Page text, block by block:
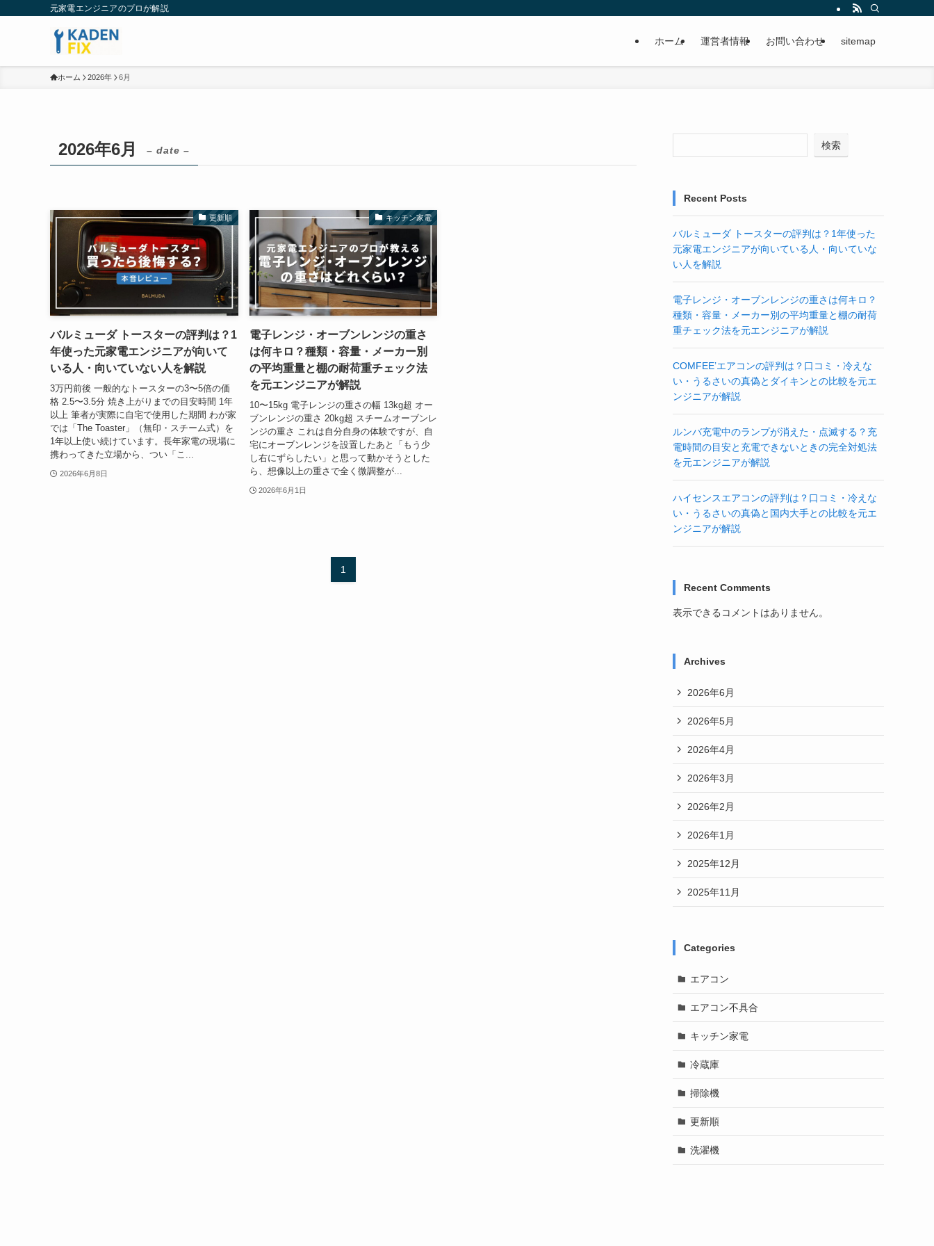
元家電エンジニアのプロが解説
ホーム 運営者情報 お問い合わせ sitemap
ホーム 2026年 6月
2026年6月 – date –
更新順
バルミューダ トースターの評判は？1
年使った元家電エンジニアが向いて
いる人・向いていない人を解説
3万円前後 一般的なトースターの3〜5倍の価
格 2.5〜3.5分 焼き上がりまでの目安時間 1年
以上 筆者が実際に自宅で使用した期間 わが家
では「The Toaster」（無印・スチーム式）を
1年以上使い続けています。長年家電の現場に
携わってきた立場から、つい「こ...
2026年6月8日
キッチン家電
電子レンジ・オーブンレンジの重さ
は何キロ？種類・容量・メーカー別
の平均重量と棚の耐荷重チェック法
を元エンジニアが解説
10〜15kg 電子レンジの重さの幅 13kg超 オー
ブンレンジの重さ 20kg超 スチームオーブンレ
ンジの重さ これは自分自身の体験ですが、自
宅にオーブンレンジを設置したあと「もう少
し右にずらしたい」と思って動かそうとした
ら、想像以上の重さで全く微調整が...
2026年6月1日
1
検索
Recent Posts
バルミューダ トースターの評判は？1年使った
元家電エンジニアが向いている人・向いていな
い人を解説
電子レンジ・オーブンレンジの重さは何キロ？
種類・容量・メーカー別の平均重量と棚の耐荷
重チェック法を元エンジニアが解説
COMFEE’エアコンの評判は？口コミ・冷えな
い・うるさいの真偽とダイキンとの比較を元エ
ンジニアが解説
ルンバ充電中のランプが消えた・点滅する？充
電時間の目安と充電できないときの完全対処法
を元エンジニアが解説
ハイセンスエアコンの評判は？口コミ・冷えな
い・うるさいの真偽と国内大手との比較を元エ
ンジニアが解説
Recent Comments
表示できるコメントはありません。
Archives
2026年6月
2026年5月
2026年4月
2026年3月
2026年2月
2026年1月
2025年12月
2025年11月
Categories
エアコン
エアコン不具合
キッチン家電
冷蔵庫
掃除機
更新順
洗濯機